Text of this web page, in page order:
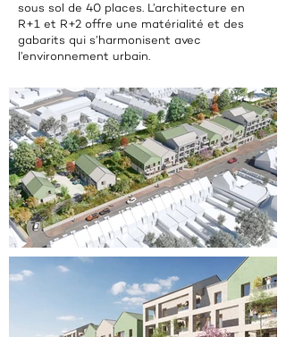
sous sol de 40 places. L’architecture en
R+1 et R+2 offre une matérialité et des
gabarits qui s’harmonisent avec
l’environnement urbain.